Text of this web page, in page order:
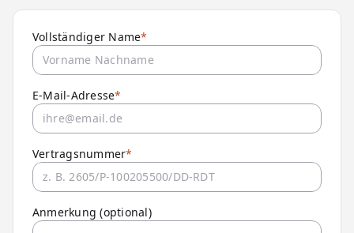
Vollständiger Name*
E-Mail-Adresse*
Vertragsnummer*
Anmerkung (optional)